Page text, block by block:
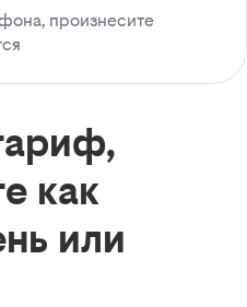
произнесите
как
или